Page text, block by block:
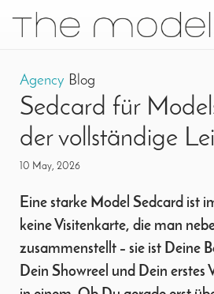
Navigation
Agency Blog
Sedcard für
der vollständige
10 May, 2026
Eine starke Model Sedcard ist
keine Visitenkarte, die man
zusammenstellt – sie ist Deine
Dein Showreel und Dein erstes